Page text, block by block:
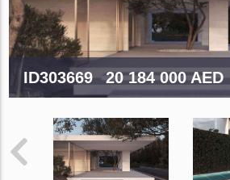
ID303669 20 184 000 AED